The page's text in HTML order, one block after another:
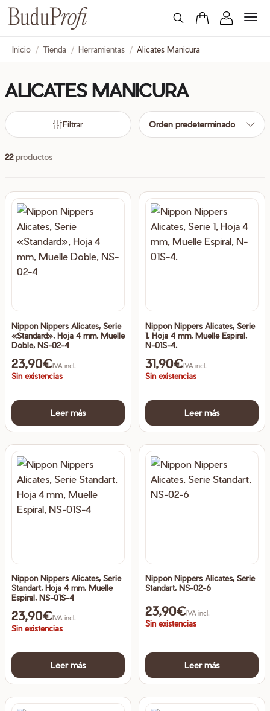
Inicio / Tienda / Herramientas / Alicates Manicura
ALICATES MANICURA
22 productos
Filtrar Orden predeterminado
Nippon Nippers Alicates, Serie
«Standard», Hoja 4 mm, Muelle
Doble, NS-02-4
23,90€IVA incl.
Sin existencias
Leer más
Nippon Nippers Alicates, Serie
1, Hoja 4 mm, Muelle Espiral,
N-01S-4.
31,90€IVA incl.
Sin existencias
Leer más
Nippon Nippers Alicates, Serie
Standart, Hoja 4 mm, Muelle
Espiral, NS-01S-4
23,90€IVA incl.
Sin existencias
Leer más
Nippon Nippers Alicates, Serie
Standart, NS-02-6
23,90€IVA incl.
Sin existencias
Leer más